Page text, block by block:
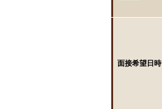
面接希望日時